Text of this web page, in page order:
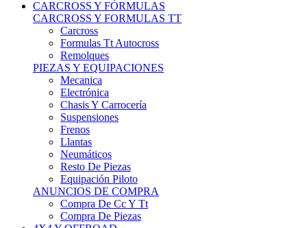
Carcross
Formulas Tt Autocross
Remolques
PIEZAS Y EQUIPACIONES
Mecanica
Electrónica
Chasis Y Carrocería
Suspensiones
Frenos
Llantas
Neumáticos
Resto De Piezas
Equipación Piloto
ANUNCIOS DE COMPRA
Compra De Cc Y Tt
Compra De Piezas
4X4 Y OFFROAD
VEHÍCULOS 4X4